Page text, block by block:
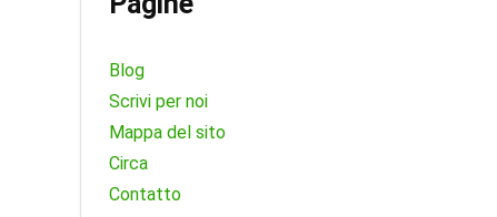
Blog
Scrivi per noi
Mappa del sito
Circa
Contatto